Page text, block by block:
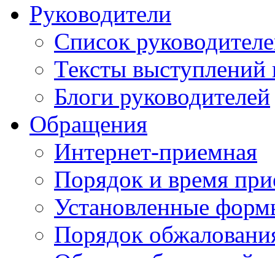
Руководители
Список
Тексты выступлений
Блоги руководителей
Обращения
Интернет-приемная
Порядок и время
Установленные
Порядок